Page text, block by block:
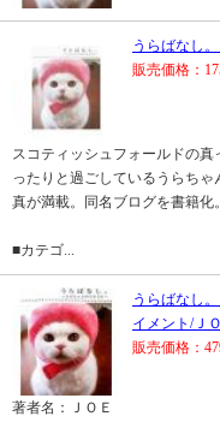
うらばなし
販売価格：
スコティッシュフォールドの
ったりと過ごしているうらち
真が満載。同名ブログを書籍化。
■カテゴ...
うらばなし
イメント/Ｊ
販売価格：
著者名：ＪＯＥ